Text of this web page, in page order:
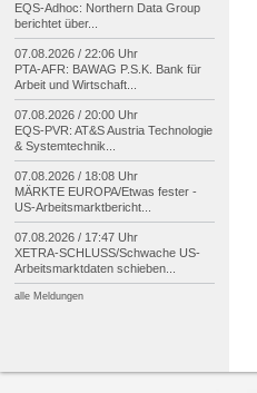
EQS-Adhoc: Northern Data Group
berichtet über...
07.08.2026 / 22:06 Uhr
PTA-AFR: BAWAG P.S.K. Bank für
Arbeit und Wirtschaft...
07.08.2026 / 20:00 Uhr
EQS-PVR: AT&S Austria Technologie
& Systemtechnik...
07.08.2026 / 18:08 Uhr
MÄRKTE EUROPA/Etwas fester -
US-Arbeitsmarktbericht...
07.08.2026 / 17:47 Uhr
XETRA-SCHLUSS/Schwache US-
Arbeitsmarktdaten schieben...
alle Meldungen